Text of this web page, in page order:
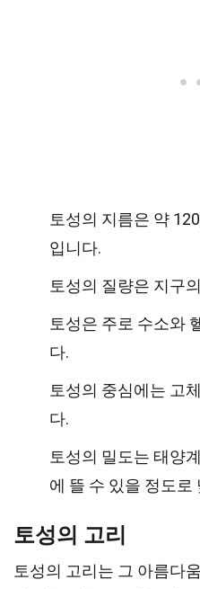
토성의 지름은 약
입니다.
토성의 질량은 지구
토성은 주로 수소와
다.
토성의 중심에는 고
다.
토성의 밀도는 태양
에 뜰 수 있을 정도로
토성의 고리
토성의 고리는 그 아름다